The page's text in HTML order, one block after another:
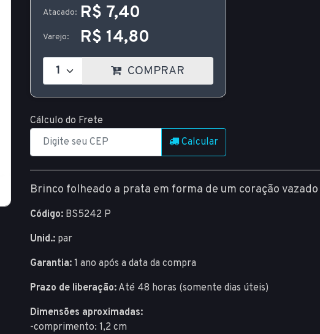
Atacado: R$ 7,40
Varejo: R$ 14,80
COMPRAR
Cálculo do Frete
Calcular
Brinco folheado a prata em forma de um coração
Código: BS5242 P
Unid.: par
Garantia: 1 ano após a data da compra
Prazo de liberação: Até 48 horas (somente dias úteis)
Dimensões aproximadas:
-comprimento: 1,2 cm